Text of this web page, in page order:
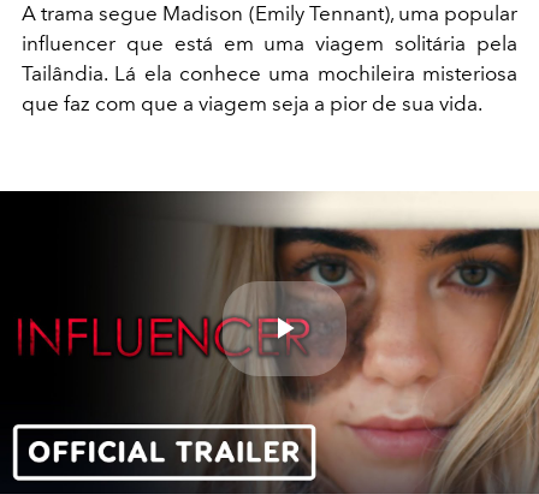
A trama segue Madison (Emily Tennant), uma popular
influencer que está em uma viagem solitária pela
Tailândia. Lá ela conhece uma mochileira misteriosa
que faz com que a viagem seja a pior de sua vida.
Play
Video